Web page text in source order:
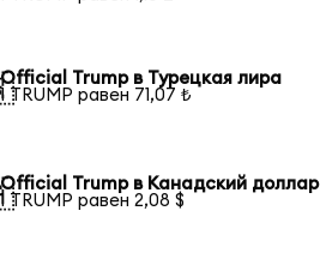
Official Trump в Турецкая лира
1 TRUMP равен 71,07 ₺
Official Trump в Канадский доллар
1 TRUMP равен 2,08 $